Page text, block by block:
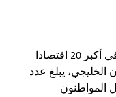
المملكة العربية السعودية ، لاعب مهم في أكبر 20 اقتصادا
يبلغ عدد
ويشكل المواطنون